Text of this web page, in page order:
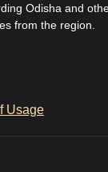
Odisha and
from the region.
Usage